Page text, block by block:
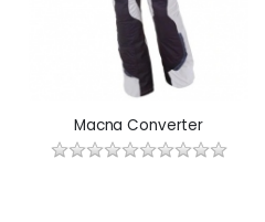
Macna Converter